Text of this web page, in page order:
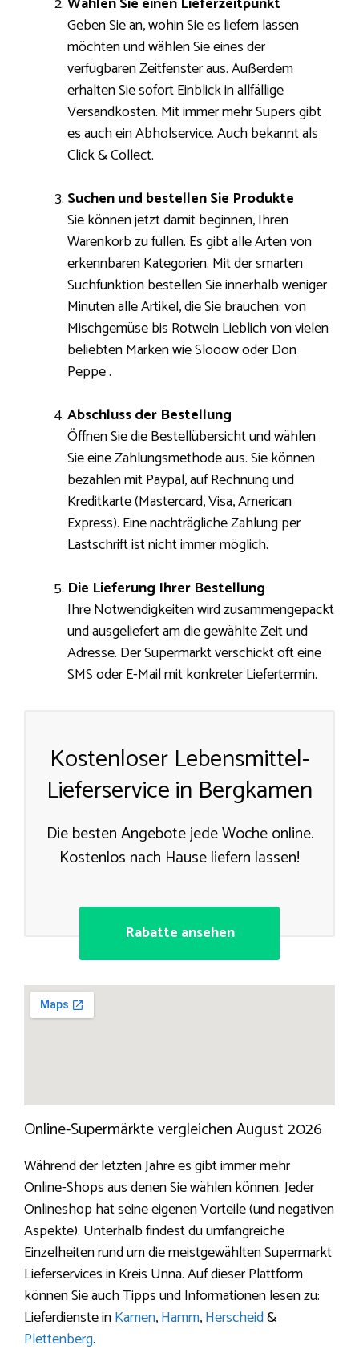
Geben Sie an, wohin Sie es liefern lassen
möchten und wählen Sie eines der
verfügbaren Zeitfenster aus. Außerdem
erhalten Sie sofort Einblick in allfällige
Versandkosten. Mit immer mehr Supers gibt
es auch ein Abholservice. Auch bekannt als
Click & Collect.
Suchen und bestellen Sie Produkte
Sie können jetzt damit beginnen, Ihren
Warenkorb zu füllen. Es gibt alle Arten von
erkennbaren Kategorien. Mit der smarten
Suchfunktion bestellen Sie innerhalb weniger
Minuten alle Artikel, die Sie brauchen: von
Mischgemüse bis Rotwein Lieblich von vielen
beliebten Marken wie Slooow oder Don
Peppe .
Abschluss der Bestellung
Öffnen Sie die Bestellübersicht und wählen
Sie eine Zahlungsmethode aus. Sie können
bezahlen mit Paypal, auf Rechnung und
Kreditkarte (Mastercard, Visa, American
Express). Eine nachträgliche Zahlung per
Lastschrift ist nicht immer möglich.
Die Lieferung Ihrer Bestellung
Ihre Notwendigkeiten wird zusammengepackt
und ausgeliefert am die gewählte Zeit und
Adresse. Der Supermarkt verschickt oft eine
SMS oder E-Mail mit konkreter Liefertermin.
Kostenloser Lebensmittel-
Lieferservice in Bergkamen
Die besten Angebote jede Woche online.
Kostenlos nach Hause liefern lassen!
Rabatte ansehen
Online-Supermärkte vergleichen August 2026
Während der letzten Jahre es gibt immer mehr
Online-Shops aus denen Sie wählen können. Jeder
Onlineshop hat seine eigenen Vorteile (und negativen
Aspekte). Unterhalb findest du umfangreiche
Einzelheiten rund um die meistgewählten Supermarkt
Lieferservices in Kreis Unna. Auf dieser Plattform
können Sie auch Tipps und Informationen lesen zu:
Lieferdienste inKamen,Hamm,Herscheid&
Plettenberg.